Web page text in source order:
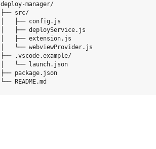
deploy-manager/
├── src/
│   ├── config.js
│   ├── deployService.js
│   ├── extension.js
│   └── webviewProvider.js
├── .vscode.example/
│   └── launch.json
├── package.json